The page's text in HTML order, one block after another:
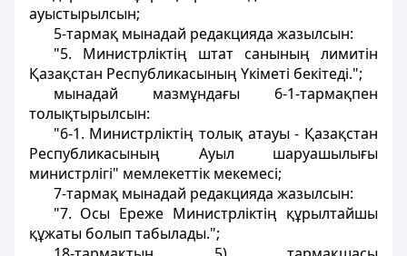
ауыстырылсын;
5-тармақ мынадай редакцияда жазылсын:
"5. Министрлiктiң штат санының лимитiн
Қазақстан Республикасының Yкіметі бекiтедi.";
мынадай мазмұндағы 6-1-тармақпен
толықтырылсын:
"6-1. Министрлiктiң толық атауы - Қазақстан
Республикасының Ауыл шаруашылығы
министрлігі" мемлекеттік мекемесi;
7-тармақ мынадай редакцияда жазылсын:
"7. Осы Ереже Министрлiктiң құрылтайшы
құжаты болып табылады.";